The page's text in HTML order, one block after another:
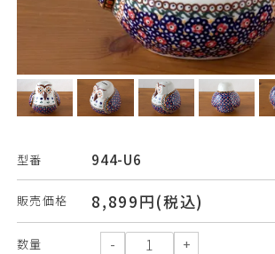
型番 944-U6
販売価格 8,899円(税込)
数量